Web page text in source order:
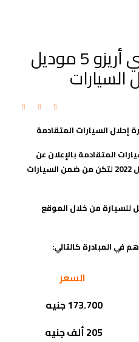
انضمام سيارة شيري أريزو 5 موديل
المتقادمة بالإعلان عن
انضمام سيارة شيري أريزو 5 موديل 2022 لتكن من ضمن السيارات
للسيارة من خلال الموقع
في المبادرة كالتالي:
السعر
173.700 جنيه
205 ألف جنيه